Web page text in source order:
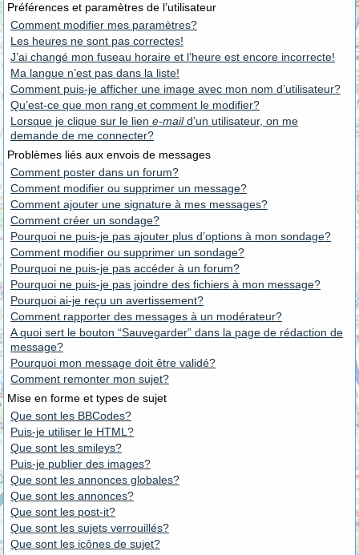
Préférences et paramètres de l’utilisateur
Comment modifier mes paramètres?
Les heures ne sont pas correctes!
J’ai changé mon fuseau horaire et l’heure est encore incorrecte!
Ma langue n’est pas dans la liste!
Comment puis-je afficher une image avec mon nom d’utilisateur?
Qu’est-ce que mon rang et comment le modifier?
Lorsque je clique sur le lien e-maild’un utilisateur, on me
demande de me connecter?
Problèmes liés aux envois de messages
Comment poster dans un forum?
Comment modifier ou supprimer un message?
Comment ajouter une signature à mes messages?
Comment créer un sondage?
Pourquoi ne puis-je pas ajouter plus d’options à mon sondage?
Comment modifier ou supprimer un sondage?
Pourquoi ne puis-je pas accéder à un forum?
Pourquoi ne puis-je pas joindre des fichiers à mon message?
Pourquoi ai-je reçu un avertissement?
Comment rapporter des messages à un modérateur?
A quoi sert le bouton “Sauvegarder” dans la page de rédaction de
message?
Pourquoi mon message doit être validé?
Comment remonter mon sujet?
Mise en forme et types de sujet
Que sont les BBCodes?
Puis-je utiliser le HTML?
Que sont les smileys?
Puis-je publier des images?
Que sont les annonces globales?
Que sont les annonces?
Que sont les post-it?
Que sont les sujets verrouillés?
Que sont les icônes de sujet?